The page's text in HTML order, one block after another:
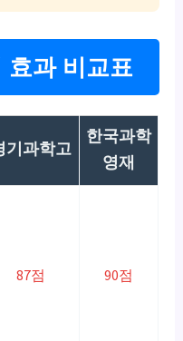
효과 비교표
기과학고
한국과학
영재
87점 90점